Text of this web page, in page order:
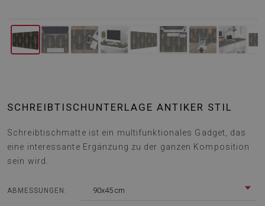
SCHREIBTISCHUNTERLAGE ANTIKER STIL
Schreibtischmatte ist ein multifunktionales Gadget, das
eine interessante Ergänzung zu der ganzen Komposition
sein wird.
ABMESSUNGEN: 90x45 cm